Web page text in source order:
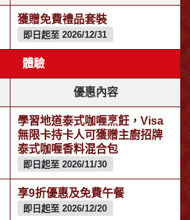
獲贈免費禮品套裝
即日起至 2026/12/31
體驗
優惠內容
學習地道泰式咖喱烹飪，Visa
無限卡持卡人可獲贈主廚招牌
泰式咖喱香料混合包
即日起至 2026/11/30
享9折優惠及免費午餐
即日起至 2026/12/20